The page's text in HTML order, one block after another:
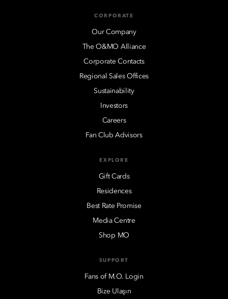
CORPORATE
Our Company
The O&MO Alliance
Corporate Contacts
Regional Sales Offices
Sustainability
Investors
Careers
Fan Club Advisors
EXPLORE
Gift Cards
Residences
Best Rate Promise
Media Centre
Shop MO
SUPPORT
Fans of M.O. Login
Bize Ulaşın